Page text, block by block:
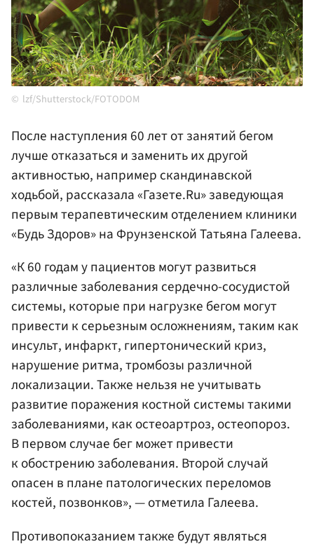
lzf/Shutterstock/FOTODOM
После наступления 60 лет от занятий бегом
лучше отказаться и заменить их другой
активностью, например скандинавской
ходьбой, рассказала «Газете.Ru» заведующая
первым терапевтическим отделением клиники
«Будь Здоров» на Фрунзенской Татьяна Галеева.
«К 60 годам у пациентов могут развиться
различные заболевания сердечно-сосудистой
системы, которые при нагрузке бегом могут
привести к серьезным осложнениям, таким как
инсульт, инфаркт, гипертонический криз,
нарушение ритма, тромбозы различной
локализации. Также нельзя не учитывать
развитие поражения костной системы такими
заболеваниями, как остеоартроз, остеопороз.
В первом случае бег может привести
к обострению заболевания. Второй случай
опасен в плане патологических переломов
костей, позвонков», — отметила Галеева.
Противопоказанием также будут являться